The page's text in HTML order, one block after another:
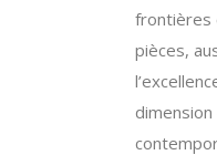
frontières
pièces,